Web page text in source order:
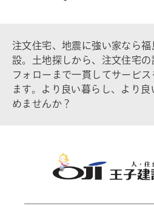
注文住宅、地震に強い家なら
設。土地探しから、注文住宅
フォローまで一貫してサービ
ます。より良い暮らし、より
めませんか？